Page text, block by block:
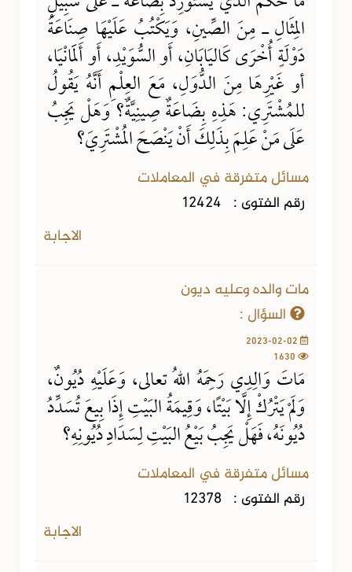
المِثَالِ ـ مِنَ الصِّينِ، وَيَكْتُبُ عَلَيْهَا صِنَاعَةُ
دَوْلَةٍ أُخْرَى كَاليَابَانِ، أَو السُّوَيْدِ، أَو أَلَمَانْيَا،
أو غَيْرِهَا مِنَ الدُّوَلِ، مَعَ العِلْمِ أَنَّهُ يَقُولُ
للمُشْتَرِي: هَذِهِ بِضَاعَةٌ صِينِيَّةٌ؟ وَهَلْ يَجِبُ
عَلَى مَنْ عَلِمَ بِذَلِكَ أَنْ يَنْصَحَ المُشْتَرِيَ؟
مسائل متفرقة في المعاملات
رقم الفتوى : 12424
الاجابة
مات والده وعليه ديون
السؤال :
مَاتَ وَالِدِي رَحِمَهُ اللهُ تعالى، وَعَلَيْهِ دُيُونٌ،
وَلَمْ يَتْرُكْ إِلَّا بَيْتًا، وَقِيمَةُ البَيْتِ إِذَا بِيعَ تُسَدِّدُ
دُيُونَهُ، فَهَلْ يَجِبُ بَيْعُ البَيْتِ لِسَدَادِ دُيُونِهِ؟
مسائل متفرقة في المعاملات
رقم الفتوى : 12378
الاجابة